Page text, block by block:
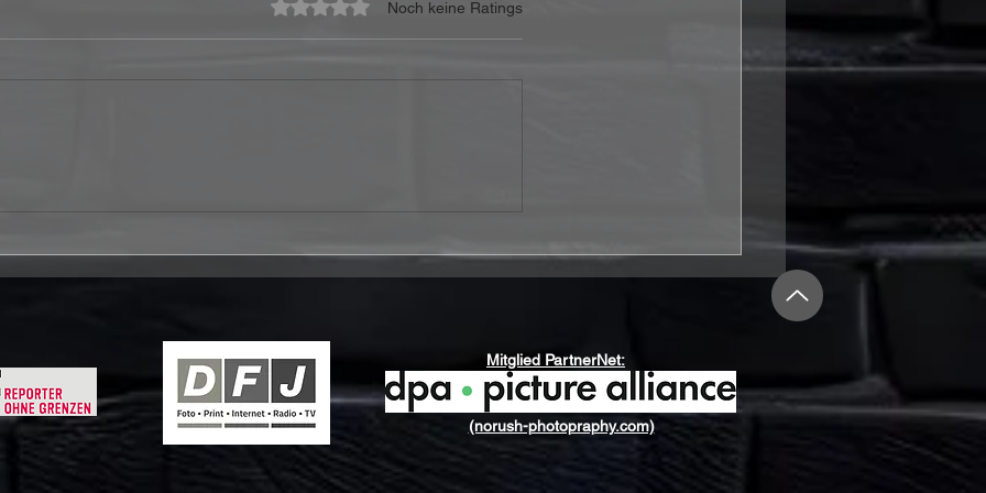
Mit 0 von 5 Sternen bewertet.
Noch keine Ratings
Mitglied PartnerNet:
(norush-photopraphy.com)